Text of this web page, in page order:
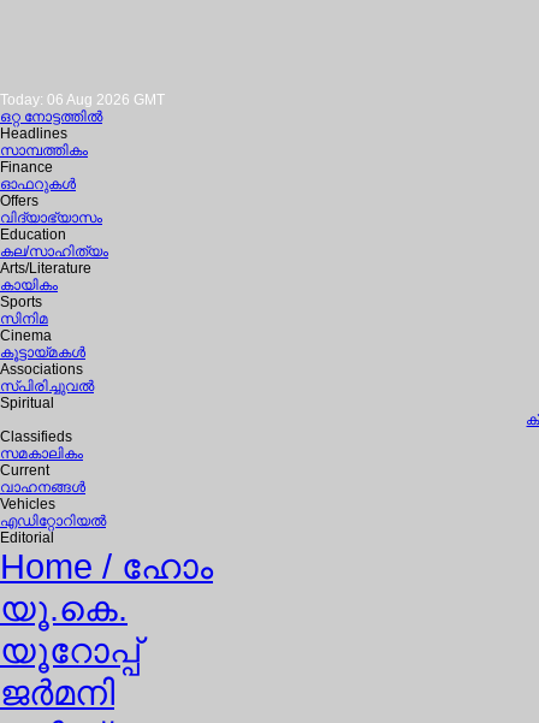
Today: 06 Aug 2026 GMT
ഒറ്റ നോട്ടത്തില്‍
Headlines
സാമ്പത്തികം
Finance
ഓഫറുകള്‍
Offers
വിദ്യാഭ്യാസം
Education
കല/സാഹിത്യം
Arts/Literature
കായികം
Sports
സിനിമ
Cinema
കൂട്ടായ്മകള്‍
Associations
സ്പിരിച്ചുവല്‍
Spiritual
Classifieds
സമകാലികം
Current
വാഹനങ്ങള്‍
Vehicles
എഡിറ്റോറിയല്‍
Editorial
Home / ഹോം
യൂ.കെ.
യൂറോപ്പ്
ജര്‍മനി